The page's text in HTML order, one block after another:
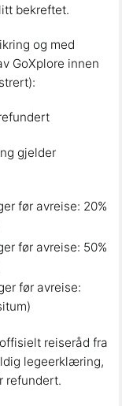
bekreftet.
og med
GoXplore innen
gjelder
før avreise: 20%
før avreise: 50%
før avreise:
reiseråd fra
legeerklæring,
refundert.